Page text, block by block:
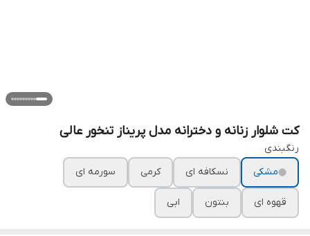
کت شلوار زنانه و دخترانه مدل پریناز تنخور عالی
رنگبندی
مشکی
نسکافه ای کرمی سورمه ای
قهوه ای بنتون ابی